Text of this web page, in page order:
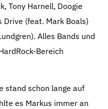
Tony Harnell, Doogie
Drive (feat. Mark Boals)
Alles Bands und
Bereich
stand schon lange auf
es Markus immer an